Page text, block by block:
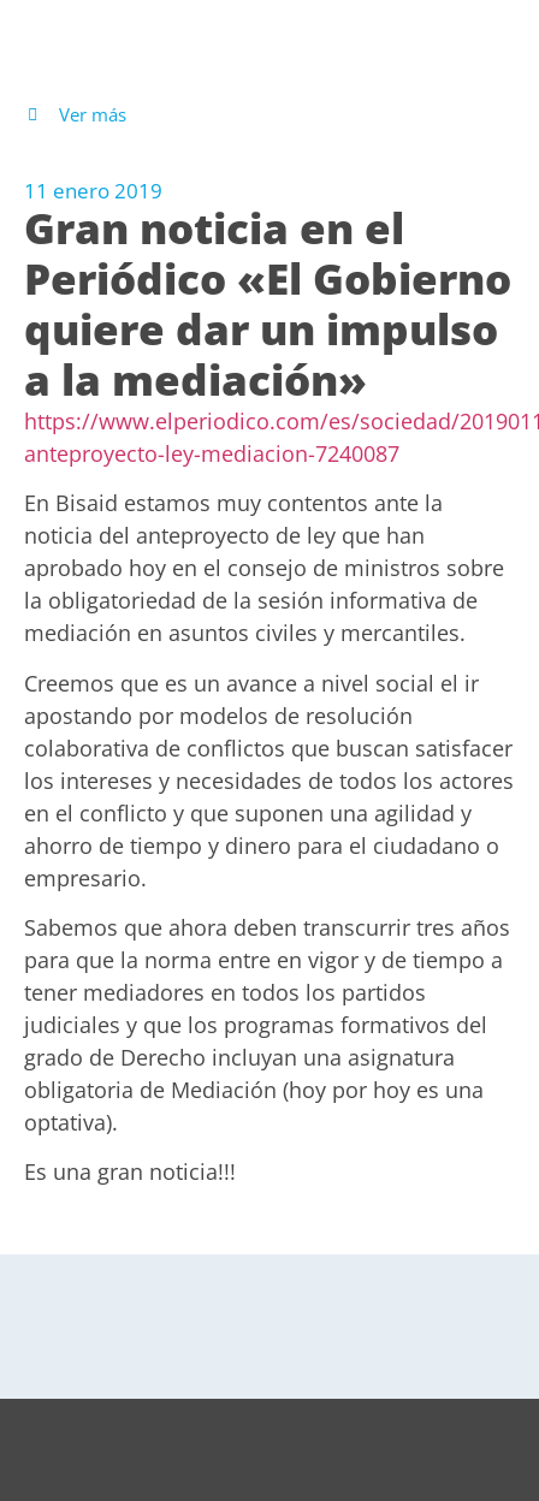
Ver más
11 enero 2019
Gran noticia en el
Periódico «El Gobierno
quiere dar un impulso
a la mediación»
https://www.elperiodico.com/es/sociedad/
anteproyecto-ley-mediacion-7240087
En Bisaid estamos muy contentos ante la
noticia del anteproyecto de ley que han
aprobado hoy en el consejo de ministros sobre
la obligatoriedad de la sesión informativa de
mediación en asuntos civiles y mercantiles.
Creemos que es un avance a nivel social el ir
apostando por modelos de resolución
colaborativa de conflictos que buscan satisfacer
los intereses y necesidades de todos los actores
en el conflicto y que suponen una agilidad y
ahorro de tiempo y dinero para el ciudadano o
empresario.
Sabemos que ahora deben transcurrir tres años
para que la norma entre en vigor y de tiempo a
tener mediadores en todos los partidos
judiciales y que los programas formativos del
grado de Derecho incluyan una asignatura
obligatoria de Mediación (hoy por hoy es una
optativa).
Es una gran noticia!!!